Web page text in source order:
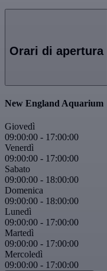
Orari di apertura
New England Aquarium
Giovedì
09:00:00 - 17:00:00
Venerdì
09:00:00 - 17:00:00
Sabato
09:00:00 - 18:00:00
Domenica
09:00:00 - 18:00:00
Lunedì
09:00:00 - 17:00:00
Martedì
09:00:00 - 17:00:00
Mercoledì
09:00:00 - 17:00:00